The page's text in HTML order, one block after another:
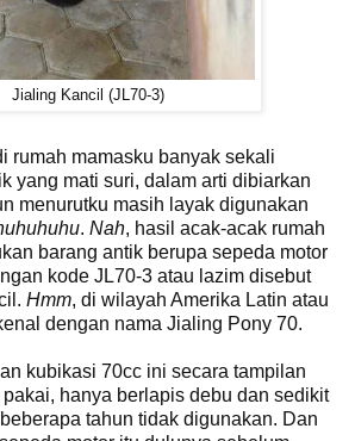
Jialing Kancil (JL70-3)
rumah mamasku banyak sekali
yang mati suri, dalam arti dibiarkan
menurutku masih layak digunakan
. Nah, hasil acak-acak rumah
barang antik berupa sepeda motor
kode JL70-3 atau lazim disebut
Hmm, di wilayah Amerika Latin atau
dengan nama Jialing Pony 70.
kubikasi 70cc ini secara tampilan
hanya berlapis debu dan sedikit
tahun tidak digunakan. Dan